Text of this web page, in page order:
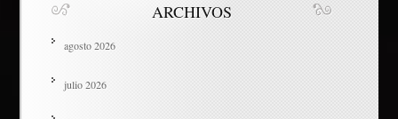
ARCHIVOS
agosto 2026
julio 2026